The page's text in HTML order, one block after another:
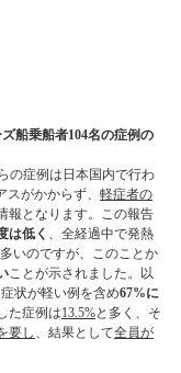
船乗船者104名の症例の
の症例は日本国内で行わ
がかからず、 軽症者の
報となります。この報告
は低く 、全経過中で発熱
いのですが、このことか
ことが示されました。以
状が軽い例を含め67%に
た症例は13.5%と多く、そ
要し 、結果として全員が